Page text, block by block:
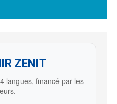
ZENIT
langues, financé par les